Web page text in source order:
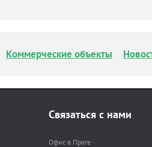
Коммерческие объекты
Связаться с нами
Офис в Праге